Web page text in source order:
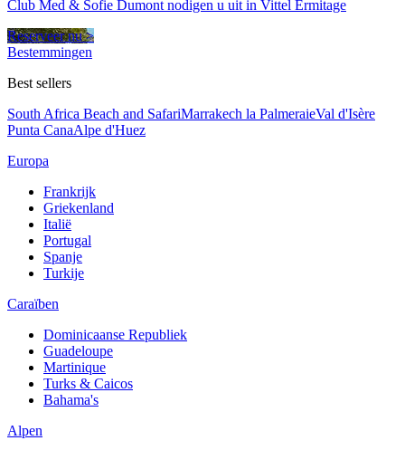
Club Med & Sofie Dumont nodigen u uit in Vittel Ermitage
Reserveer nu >
Bestemmingen
Best sellers
South Africa Beach and SafariMarrakech la PalmeraieVal d'Isère
Punta CanaAlpe d'Huez
Europa
Frankrijk
Griekenland
Italië
Portugal
Spanje
Turkije
Caraïben
Dominicaanse Republiek
Guadeloupe
Martinique
Turks & Caicos
Bahama's
Alpen